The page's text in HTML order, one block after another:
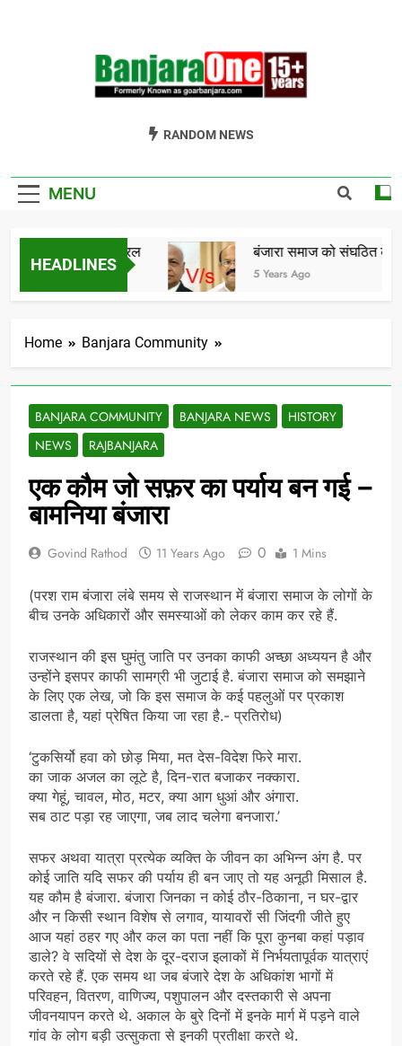
Welcome To
GoarBanjara.com
RANDOM NEWS
MENU
HEADLINES
बंजारा समाज को संघठित करने के
5 Years Ago
Home Banjara Community
BANJARA COMMUNITY BANJARA NEWS
HISTORY
NEWS
RAJBANJARA
एक कौम जो सफ़र का पर्याय बन गई –
बामनिया बंजारा
Govind Rathod 11 Years Ago 0 1 Mins
(परश राम बंजारा लंबे समय से राजस्थान में बंजारा समाज के लोगों के
बीच उनके अधिकारों और समस्याओं को लेकर काम कर रहे हैं.
राजस्थान की इस घुमंतु जाति पर उनका काफी अच्छा अध्ययन है और
उन्होंने इसपर काफी सामग्री भी जुटाई है. बंजारा समाज को समझाने
के लिए एक लेख, जो कि इस समाज के कई पहलुओं पर प्रकाश
डालता है, यहां प्रेषित किया जा रहा है.- प्रतिरोध)
‘टुकसिर्यो हवा को छोड़ मिया, मत देस-विदेश फिरे मारा.
का जाक अजल का लूटे है, दिन-रात बजाकर नक्कारा.
क्या गेहूं, चावल, मोठ, मटर, क्या आग धुआं और अंगारा.
सब ठाट पड़ा रह जाएगा, जब लाद चलेगा बनजारा.’
सफर अथवा यात्रा प्रत्येक व्यक्ति के जीवन का अभिन्न अंग है. पर
कोई जाति यदि सफर की पर्याय ही बन जाए तो यह अनूठी मिसाल है.
यह कौम है बंजारा. बंजारा जिनका न कोई ठौर-ठिकाना, न घर-द्वार
और न किसी स्थान विशेष से लगाव, यायावरों सी जिंदगी जीते हुए
आज यहां ठहर गए और कल का पता नहीं कि पूरा कुनबा कहां पड़ाव
डाले? वे सदियों से देश के दूर-दराज इलाकों में निर्भयतापूर्वक यात्राएं
करते रहे हैं. एक समय था जब बंजारे देश के अधिकांश भागों में
परिवहन, वितरण, वाणिज्य, पशुपालन और दस्तकारी से अपना
जीवनयापन करते थे. अकाल के बुरे दिनों में इनके मार्ग में पड़ने वाले
गांव के लोग बड़ी उत्सुकता से इनकी प्रतीक्षा करते थे.